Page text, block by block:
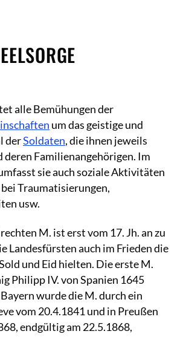
alle Bemühungen der
um das geistige und
derSoldaten, die ihnen jeweils
deren Familienangehörigen. Im
sie auch soziale Aktivitäten
Traumatisierungen,
usw.
M. ist erst vom 17. Jh. an zu
Landesfürsten auch im Frieden die
und Eid hielten. Die erste M.
Philipp IV. von Spanien 1645
wurde die M. durch ein
vom 20.4.1841 und in Preußen
endgültig am 22.5.1868,